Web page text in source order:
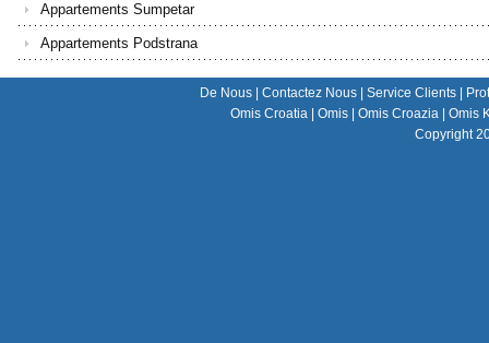
Appartements Sumpetar
Appartements Podstrana
De Nous Contactez Nous Service Clients
Omis Croatia
Omis Omis Croazia
Omis
Copyright